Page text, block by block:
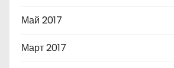
Май 2017
Март 2017